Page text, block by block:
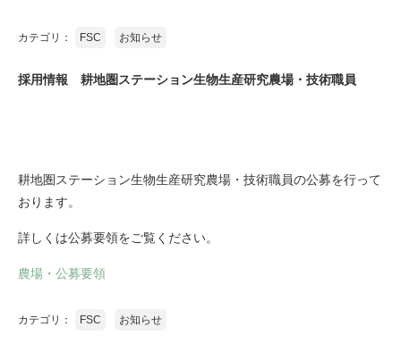
カテゴリ： FSC お知らせ
採用情報 耕地圏ステーション生物生産研究農場・技術職員
耕地圏ステーション生物生産研究農場・技術職員の公募を行って
おります。
詳しくは公募要領をご覧ください。
農場・公募要領
カテゴリ： FSC お知らせ